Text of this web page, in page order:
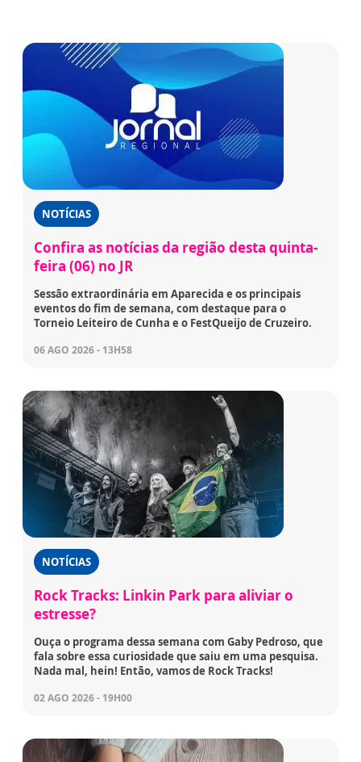
NOTÍCIAS
Confira as notícias da região desta quinta-
feira (06) no JR
Sessão extraordinária em Aparecida e os principais
eventos do fim de semana, com destaque para o
Torneio Leiteiro de Cunha e o FestQueijo de Cruzeiro.
06 AGO 2026 - 13H58
NOTÍCIAS
Rock Tracks: Linkin Park para aliviar o
estresse?
Ouça o programa dessa semana com Gaby Pedroso, que
fala sobre essa curiosidade que saiu em uma pesquisa.
Nada mal, hein! Então, vamos de Rock Tracks!
02 AGO 2026 - 19H00